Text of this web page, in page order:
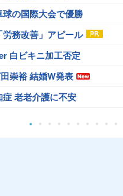
の国際大会で優勝
務改善」アピール
白ビキニ加工否定
崇裕 結婚W発表
老老介護に不安